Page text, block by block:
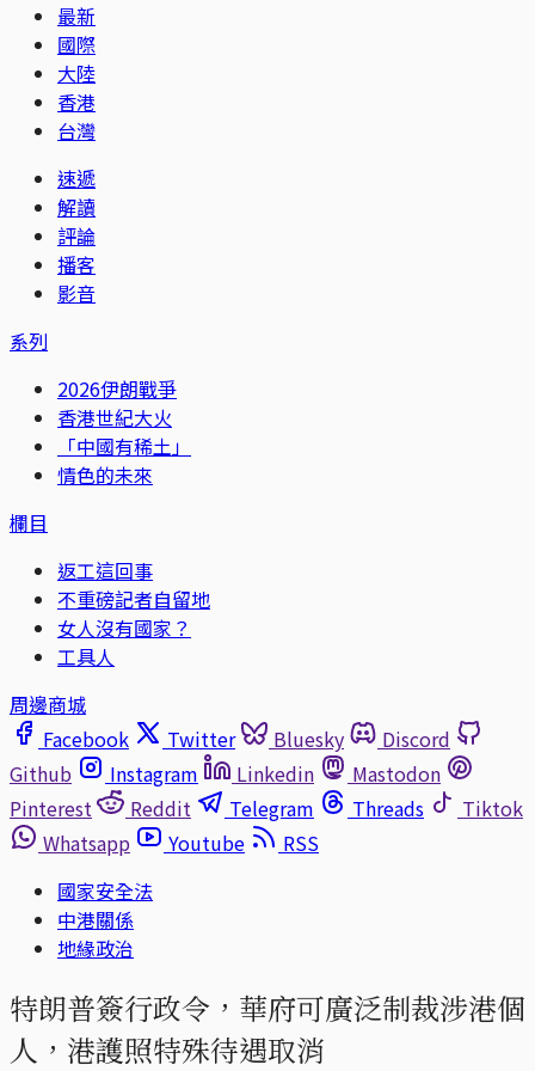
最新
國際
大陸
香港
台灣
速遞
解讀
評論
播客
影音
系列
2026伊朗戰爭
香港世紀大火
「中國有稀土」
情色的未來
欄目
返工這回事
不重磅記者自留地
女人沒有國家？
工具人
周邊商城
Facebook
Twitter Bluesky
Discord
Github
Instagram Linkedin
Mastodon
Pinterest
Reddit Telegram Threads
Tiktok
Whatsapp
Youtube
RSS
國家安全法
中港關係
地緣政治
特朗普簽行政令，華府可廣泛制裁涉港個
人，港護照特殊待遇取消